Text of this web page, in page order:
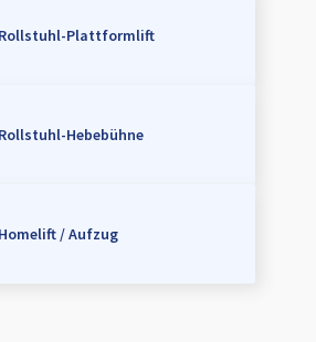
Rollstuhl-Plattformlift
Rollstuhl-Hebebühne
Homelift / Aufzug